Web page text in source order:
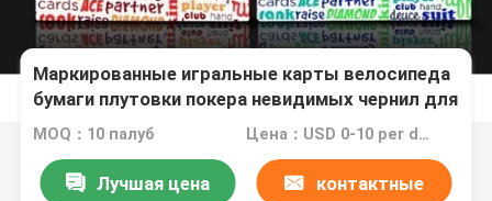
Маркированные игральные карты велосипеда
бумаги плутовки покера невидимых чернил для
объективов
MOQ：10 палуб Цена：USD 0-10 per deck
Лучшая цена контактные